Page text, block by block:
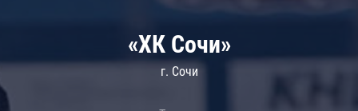
«ХК Сочи»
г. Сочи